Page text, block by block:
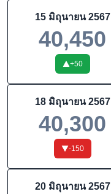
15 มิถุนายน 2567
40,450
+50
18 มิถุนายน 2567
40,300
-150
20 มิถุนายน 2567